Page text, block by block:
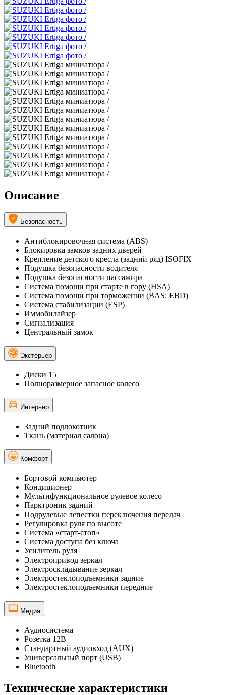
Описание
Безопасность
Антиблокировочная система (ABS)
Блокировка замков задних дверей
Крепление детского кресла (задний ряд) ISOFIX
Подушка безопасности водителя
Подушка безопасности пассажира
Система помощи при старте в гору (HSA)
Система помощи при торможении (BAS; EBD)
Система стабилизации (ESP)
Иммобилайзер
Сигнализация
Центральный замок
Экстерьер
Диски 15
Полноразмерное запасное колесо
Интерьер
Задний подлокотник
Ткань (материал салона)
Комфорт
Бортовой компьютер
Кондиционер
Мультифункциональное рулевое колесо
Парктроник задний
Подрулевые лепестки переключения передач
Регулировка руля по высоте
Система «старт-стоп»
Система доступа без ключа
Усилитель руля
Электропривод зеркал
Электроскладывание зеркал
Электростеклоподъемники задние
Электростеклоподъемники передние
Медиа
Аудиосистема
Розетка 12В
Стандартный аудиовход (AUX)
Универсальный порт (USB)
Bluetooth
Технические характеристики